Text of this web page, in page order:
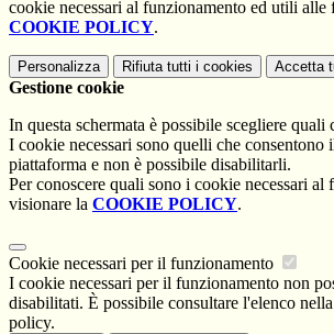
cookie necessari al funzionamento ed utili
COOKIE POLICY.
Personalizza Rifiuta tutti i cookies Accetta
Gestione cookie
In questa schermata è possibile scegliere quali
I cookie necessari sono quelli che consentono
piattaforma e non è possibile disabilitarli.
Per conoscere quali sono i cookie necessari al
visionare la COOKIE POLICY.
Cookie necessari per il funzionamento
I cookie necessari per il funzionamento non
disabilitati. È possibile consultare l'elenco
policy.